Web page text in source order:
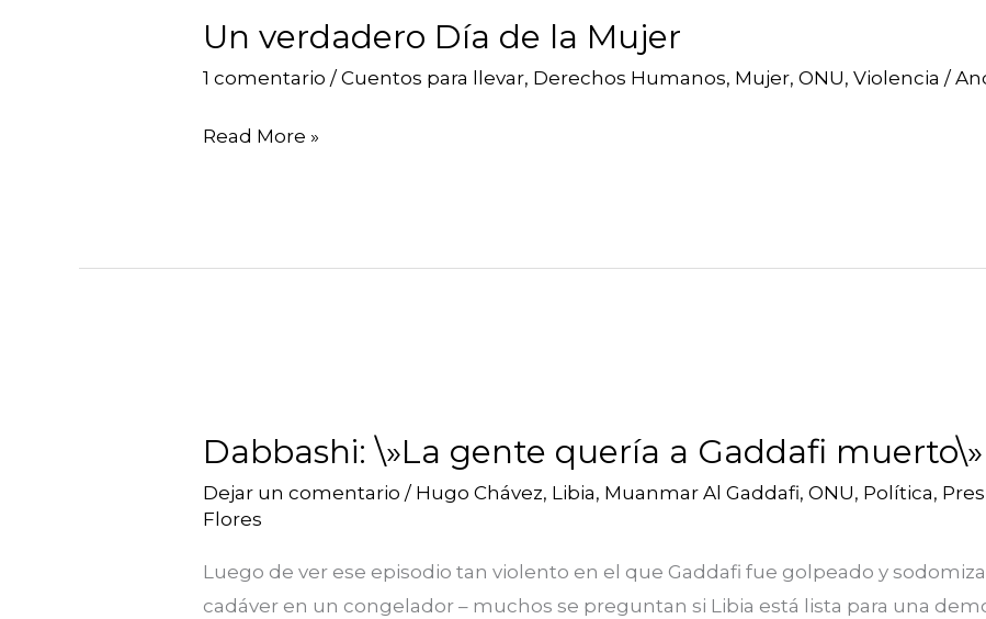
Un verdadero Día de la Mujer
1 comentario /Cuentos para llevar, Derechos Humanos, Mujer,ONU,Violencia /
Día
de
Mujer
Read More »
Dabbashi: \»La gente quería a Gaddafi muerto\»
Dejar un comentario / Hugo Chávez, Libia, Muanmar Al Gaddafi,ONU, Política,
Flores
Luego de ver ese episodio tan violento en el que Gaddafi fue golpeado y
cadáver en un congelador – muchos se preguntan si Libia está lista para una
gente
quería
a
muerto\»